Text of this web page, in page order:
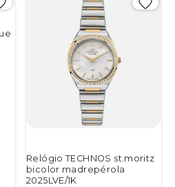
Relógio TECHNOS st.moritz
bicolor madrepérola
2025LVE/1K